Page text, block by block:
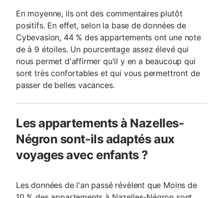
En moyenne, ils ont des commentaires plutôt
positifs. En effet, selon la base de données de
Cybevasion, 44 % des appartements ont une note
de à 9 étoiles. Un pourcentage assez élevé qui
nous permet d'affirmer qu'il y en a beaucoup qui
sont très confortables et qui vous permettront de
passer de belles vacances.
Les appartements à Nazelles-
Négron sont-ils adaptés aux
voyages avec enfants ?
Les données de l'an passé révèlent que Moins de